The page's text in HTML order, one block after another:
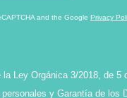
and the Google Privacy
Ley Orgánica 3/2018, de 5
y Garantía de los